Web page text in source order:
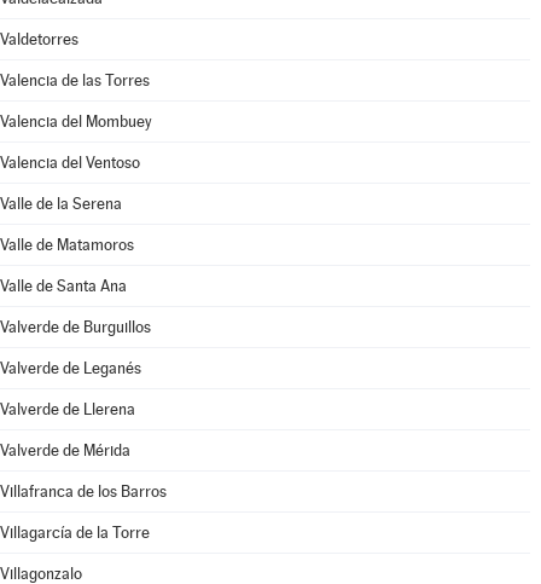
Valdetorres
Valencia de las Torres
Valencia del Mombuey
Valencia del Ventoso
Valle de la Serena
Valle de Matamoros
Valle de Santa Ana
Valverde de Burguillos
Valverde de Leganés
Valverde de Llerena
Valverde de Mérida
Villafranca de los Barros
Villagarcía de la Torre
Villagonzalo